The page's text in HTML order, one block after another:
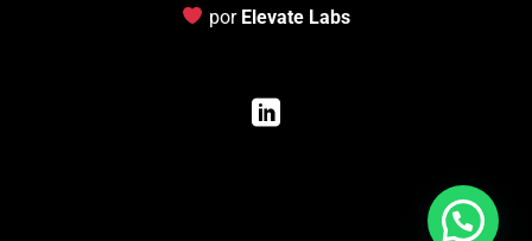
por Elevate Labs